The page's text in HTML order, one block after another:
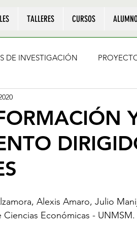
TALLERES CURSOS
DE INVESTIGACIÓN
Alexis Amaro, Julio
Económicas - UNMSM.